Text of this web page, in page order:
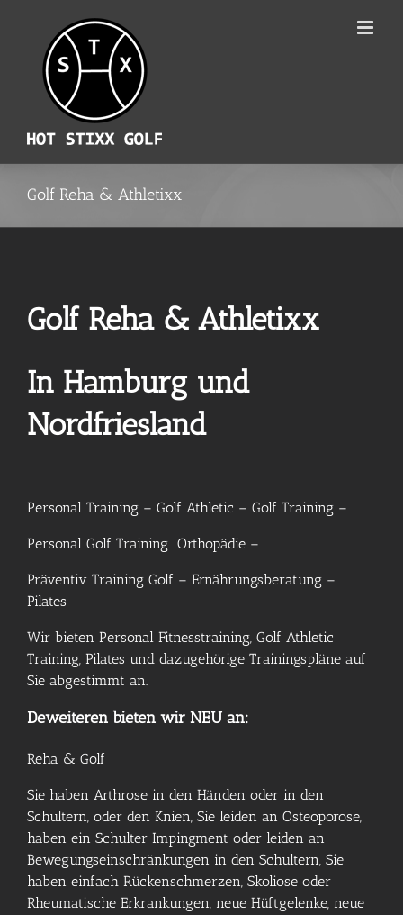
Golf Reha & Athletixx
Golf Reha & Athletixx
In Hamburg und
Nordfriesland
Personal Training – Golf Athletic – Golf Training –
Personal Golf Training Orthopädie –
Präventiv Training Golf – Ernährungsberatung –
Pilates
Wir bieten Personal Fitnesstraining, Golf Athletic
Training, Pilates und dazugehörige Trainingspläne auf
Sie abgestimmt an.
Deweiteren bieten wir NEU an:
Reha & Golf
Sie haben Arthrose in den Händen oder in den
Schultern, oder den Knien, Sie leiden an Osteoporose,
haben ein Schulter Impingment oder leiden an
Bewegungseinschränkungen in den Schultern, Sie
haben einfach Rückenschmerzen, Skoliose oder
Rheumatische Erkrankungen, neue Hüftgelenke, neue